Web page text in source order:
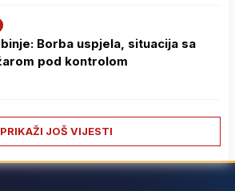
Borba uspjela, situacija sa
pod kontrolom
PRIKAŽI JOŠ VIJESTI